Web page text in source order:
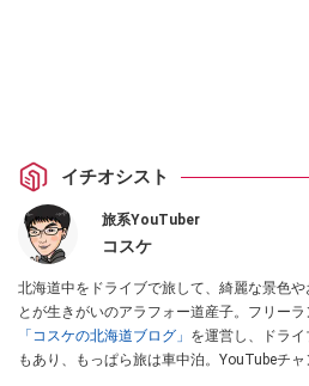
イチオシスト
旅系YouTuber
コスケ
北海道中をドライブで旅して、綺麗な景色
とが生きがいのアラフォー道産子。フリー
「コスケの北海道ブログ」 を運営し、ドラ
もあり、もっぱら旅は車中泊。YouTubeチ